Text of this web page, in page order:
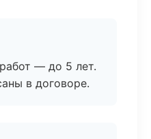
— до 5 лет.
в договоре.